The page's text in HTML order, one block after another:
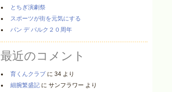
とちぎ演劇祭
スポーツが街を元気にする
パン デ パルク２０周年
最近のコメント
育くんクラブ に 34 より
細腕繁盛記 に サンフラワー より